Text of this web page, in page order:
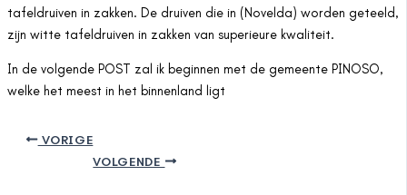
tafeldruiven in zakken. De druiven die in (Novelda) worden geteeld,
zijn witte tafeldruiven in zakken van superieure kwaliteit.
In de volgende POST zal ik beginnen met de gemeente PINOSO,
welke het meest in het binnenland ligt
VORIGE
VOLGENDE